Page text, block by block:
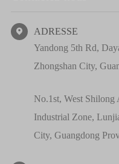

ADRESSE
Yandong 5th Rd,
Zhongshan City,
No.1st, West
Industrial Zone,
City, Guangdong